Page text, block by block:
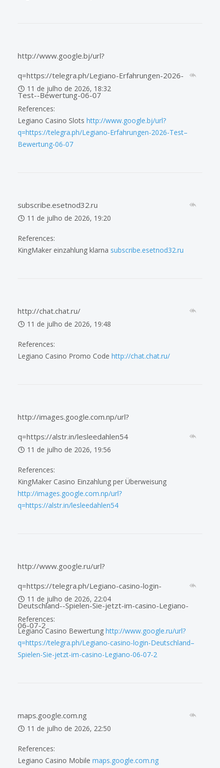
http://www.google.bj/url?
q=https://telegra.ph/Legiano-Erfahrungen-2026-
Test--Bewertung-06-07
11 de julho de 2026, 18:32
References:
Legiano Casino Slots http://www.google.bj/url?
q=https://telegra.ph/Legiano-Erfahrungen-2026-Test–
Bewertung-06-07
subscribe.esetnod32.ru
11 de julho de 2026, 19:20
References:
KingMaker einzahlung klarna subscribe.esetnod32.ru
http://chat.chat.ru/
11 de julho de 2026, 19:48
References:
Legiano Casino Promo Code http://chat.chat.ru/
http://images.google.com.np/url?
q=https://alstr.in/lesleedahlen54
11 de julho de 2026, 19:56
References:
KingMaker Casino Einzahlung per Überweisung
http://images.google.com.np/url?
q=https://alstr.in/lesleedahlen54
http://www.google.ru/url?
q=https://telegra.ph/Legiano-casino-login-
Deutschland--Spielen-Sie-jetzt-im-casino-Legiano-
06-07-2
11 de julho de 2026, 22:04
References:
Legiano Casino Bewertung http://www.google.ru/url?
q=https://telegra.ph/Legiano-casino-login-Deutschland–
Spielen-Sie-jetzt-im-casino-Legiano-06-07-2
maps.google.com.ng
11 de julho de 2026, 22:50
References:
Legiano Casino Mobile maps.google.com.ng